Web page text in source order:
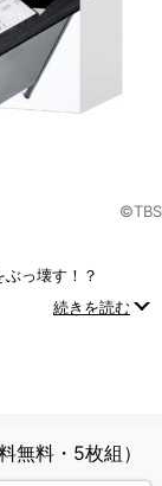
©TBS
ぶっ壊す！？
向かう大逆転教育
続きを読む
無料・5枚組）